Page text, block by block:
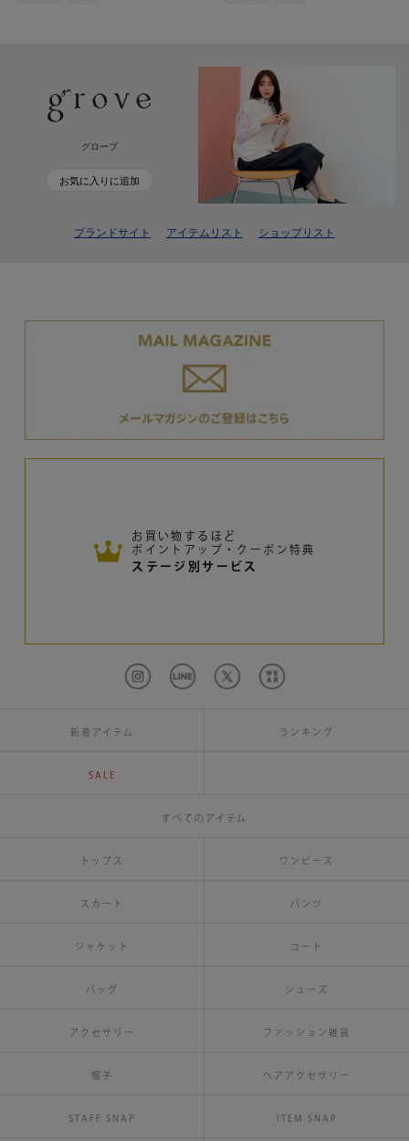
グローブ
お気に入りに追加
ブランドサイト アイテムリスト ショップリスト
お買い物するほど
ポイントアップ・クーポン特典
ステージ別サービス
新着アイテム ランキング
SALE
すべてのアイテム
トップス ワンピース
スカート パンツ
ジャケット コート
バッグ シューズ
アクセサリー ファッション雑貨
帽子 ヘアアクセサリー
STAFF SNAP ITEM SNAP